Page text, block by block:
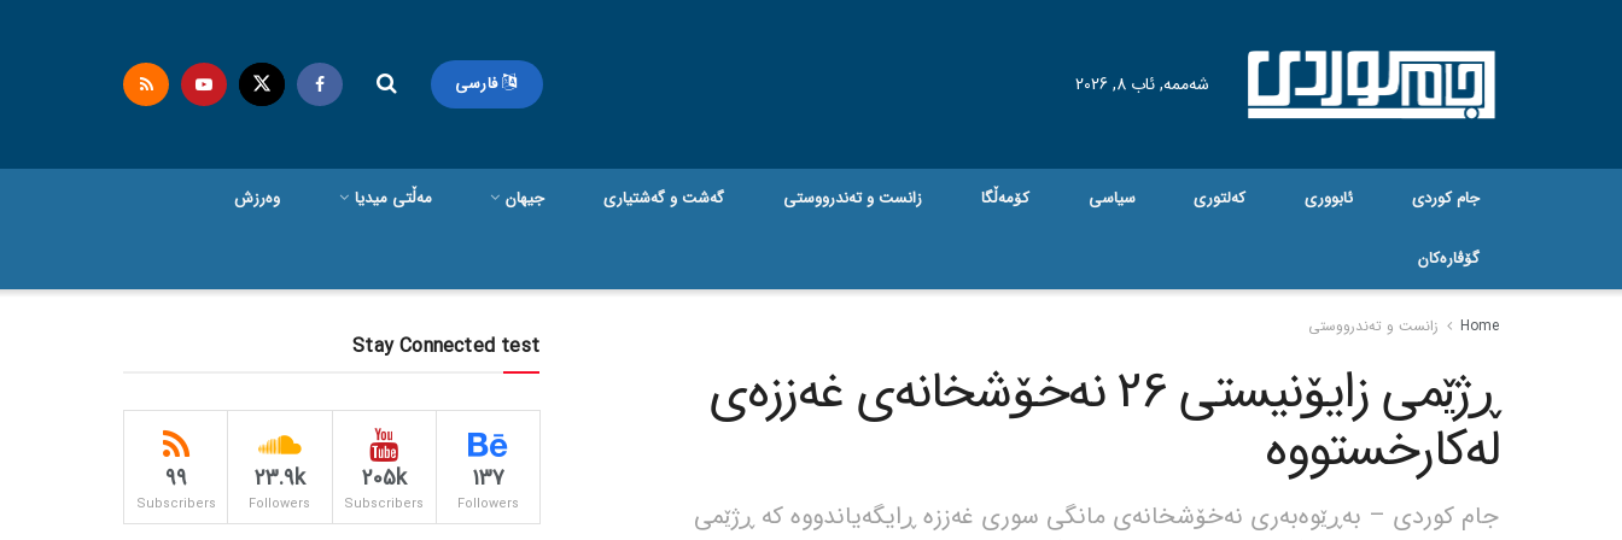
شەممە, ئاب 8, 2026 فارسی
جام کوردی ئابووری کەلتوری سیاسی کۆمەڵگا زانست و تەندرووستی گه‌شت و گه‌شتیاری جیهان مەڵتی میدیا وەرزش
گۆڤاره‌کان
Home زانست و تەندرووستی
ڕژێمی زایۆنیستی 26 نەخۆشخانەی غەززەی
لەکارخستووە
جام کوردی – بەڕێوەبەری نەخۆشخانەی مانگی سوری غەززە ڕایگەیاندووە کە ڕژێمی
Stay Connected test
137
Followers
205k
Subscribers
23.9k
Followers
99
Subscribers